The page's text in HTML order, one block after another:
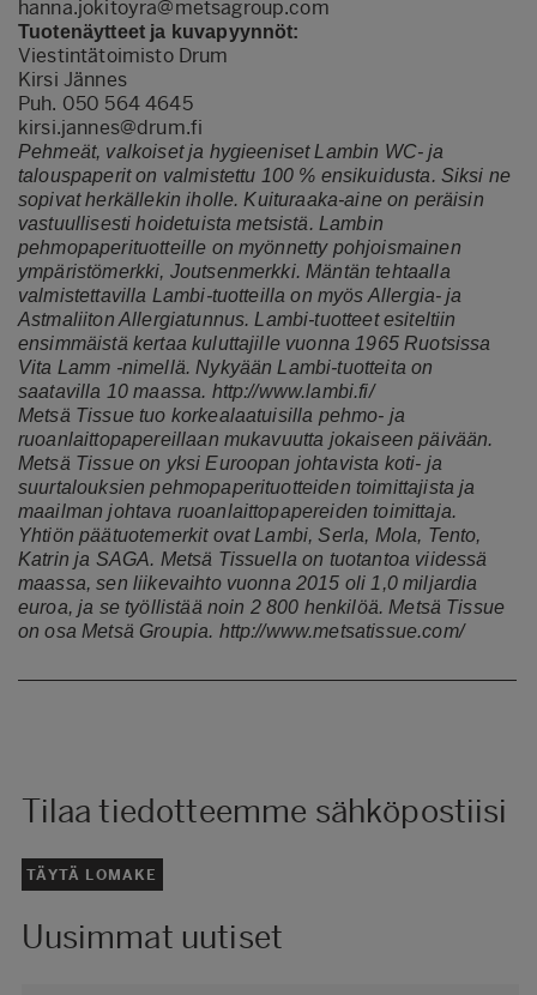
hanna.jokitoyra@metsagroup.com
Tuotenäytteet ja kuvapyynnöt:
Viestintätoimisto Drum
Kirsi Jännes
Puh. 050 564 4645
kirsi.jannes@drum.fi
Pehmeät, valkoiset ja hygieeniset Lambin WC- ja
talouspaperit on valmistettu 100 % ensikuidusta. Siksi ne
sopivat herkällekin iholle. Kuituraaka-aine on peräisin
vastuullisesti hoidetuista metsistä. Lambin
pehmopaperituotteille on myönnetty pohjoismainen
ympäristömerkki, Joutsenmerkki. Mäntän tehtaalla
valmistettavilla Lambi-tuotteilla on myös Allergia- ja
Astmaliiton Allergiatunnus. Lambi-tuotteet esiteltiin
ensimmäistä kertaa kuluttajille vuonna 1965 Ruotsissa
Vita Lamm -nimellä. Nykyään Lambi-tuotteita on
saatavilla 10 maassa. http://www.lambi.fi/
Metsä Tissue tuo korkealaatuisilla pehmo- ja
ruoanlaittopapereillaan mukavuutta jokaiseen päivään.
Metsä Tissue on yksi Euroopan johtavista koti- ja
suurtalouksien pehmopaperituotteiden toimittajista ja
maailman johtava ruoanlaittopapereiden toimittaja.
Yhtiön päätuotemerkit ovat Lambi, Serla, Mola, Tento,
Katrin ja SAGA. Metsä Tissuella on tuotantoa viidessä
maassa, sen liikevaihto vuonna 2015 oli 1,0 miljardia
euroa, ja se työllistää noin 2 800 henkilöä. Metsä Tissue
on osa Metsä Groupia. http://www.metsatissue.com/
Tilaa tiedotteemme sähköpostiisi
TÄYTÄ LOMAKE
Uusimmat uutiset